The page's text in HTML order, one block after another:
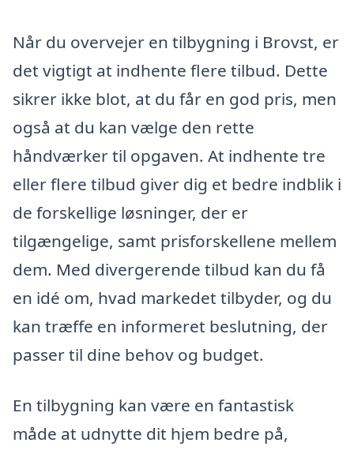
Når du overvejer en tilbygning i Brovst, er
det vigtigt at indhente flere tilbud. Dette
sikrer ikke blot, at du får en god pris, men
også at du kan vælge den rette
håndværker til opgaven. At indhente tre
eller flere tilbud giver dig et bedre indblik i
de forskellige løsninger, der er
tilgængelige, samt prisforskellene mellem
dem. Med divergerende tilbud kan du få
en idé om, hvad markedet tilbyder, og du
kan træffe en informeret beslutning, der
passer til dine behov og budget.
En tilbygning kan være en fantastisk
måde at udnytte dit hjem bedre på,